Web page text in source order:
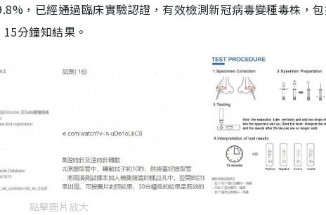
，已經通過臨床實驗認證，有效檢測新冠病毒變種毒株，
分鐘知結果。
點擊圖片放大